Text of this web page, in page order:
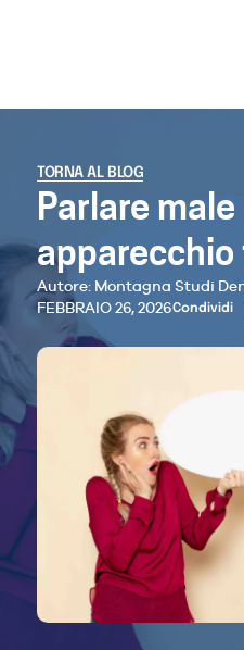
TORNA AL BLOG
Parlare male
Autore: Montagna Studi
FEBBRAIO 26, 2026Condividi